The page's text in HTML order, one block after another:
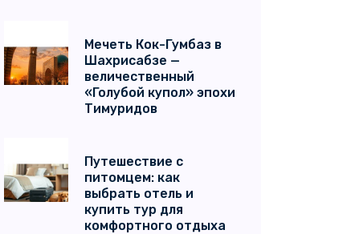
Мечеть Кок-Гумбаз в
Шахрисабзе —
величественный
«Голубой купол» эпохи
Тимуридов
Путешествие с
питомцем: как
выбрать отель и
купить тур для
комфортного отдыха